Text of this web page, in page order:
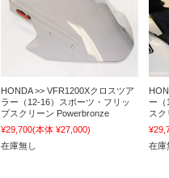
HONDA >> VFR1200Xクロスツア
ラー（12-16）スポーツ・フリッ
プスクリーン Powerbronze
¥29,700(本体 ¥27,000)
在庫無し
ー（
スク
在庫